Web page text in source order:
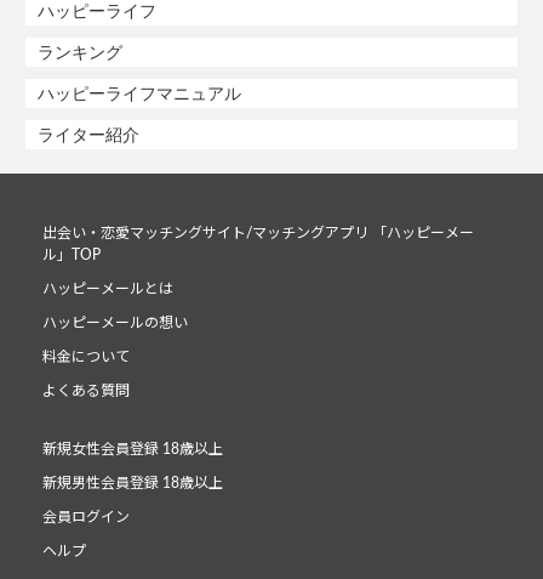
ハッピーライフ
ランキング
ハッピーライフマニュアル
ライター紹介
出会い・恋愛マッチングサイト/マッチングアプリ 「ハッピーメー
ル」TOP
ハッピーメールとは
ハッピーメールの想い
料金について
よくある質問
新規女性会員登録 18歳以上
新規男性会員登録 18歳以上
会員ログイン
ヘルプ